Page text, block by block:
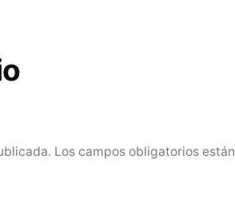
Los campos obligatorios están